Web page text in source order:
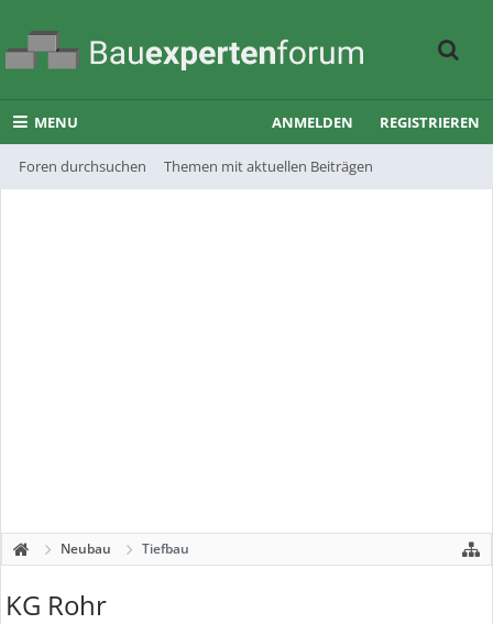
MENU
Foren durchsuchen Themen mit aktuellen Beiträgen
ANMELDEN REGISTRIEREN
Neubau Tiefbau
KG Rohr